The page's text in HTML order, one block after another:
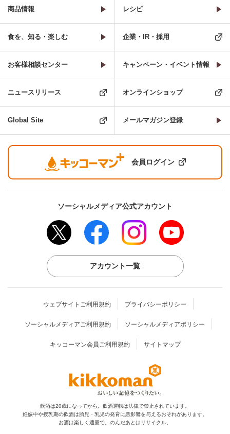
商品情報 レシピ
食を、知る・楽しむ 企業・IR・採用
お客様相談センター キャンペーン・イベント情報
ニュースリリース オンラインショップ
Global Site メールマガジン登録
会員ログイン
ソーシャルメディア公式アカウント
アカウント一覧
ウェブサイトご利用規約 プライバシーポリシー
ソーシャルメディアご利用規約 ソーシャルメディアポリシー
キッコーマン会員ご利用規約 サイトマップ
飲酒は20歳になってから。飲酒運転は法律で禁止されています。
妊娠中や授乳期の飲酒は胎児・乳児の発育に悪影響を与えるおそれがあります。
お酒は楽しく適量で。のんだあとはリサイクル。